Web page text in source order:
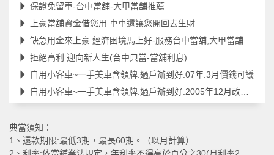
保證免留車-台中當舖-大甲當舖推薦
上豪當舖資金借您用 車車還讓您開回去生財
缺急用金來上豪 經濟困境馬上好-服務台中當舖,大甲當舖
拒絕高利 迎向新人生(台中典當-當舖利息)
自用小客車~一手美車含領牌.過戶辦到好.07年.3月價錢可議
自用小客車~一手美車含領牌.過戶辦到好.2005年12月改款過.價錢可議
典當須知：
1、還款期限:最低3期，最長60期。（以月計算）